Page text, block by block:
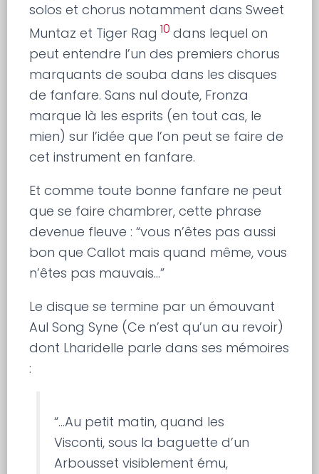
solos et chorus notamment dans Sweet
Muntaz et Tiger Rag 10 dans lequel on
peut entendre l’un des premiers chorus
marquants de souba dans les disques
de fanfare. Sans nul doute, Fronza
marque là les esprits (en tout cas, le
mien) sur l’idée que l’on peut se faire de
cet instrument en fanfare.
Et comme toute bonne fanfare ne peut
que se faire chambrer, cette phrase
devenue fleuve : “vous n’êtes pas aussi
bon que Callot mais quand même, vous
n’êtes pas mauvais…”
Le disque se termine par un émouvant
Aul Song Syne (Ce n’est qu’un au revoir)
dont Lharidelle parle dans ses mémoires
:
“…Au petit matin, quand les
Visconti, sous la baguette d’un
Arbousset visiblement ému,